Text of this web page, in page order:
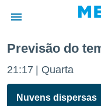
da
Previsão do
21:17 Quarta
Nuvens dispersas